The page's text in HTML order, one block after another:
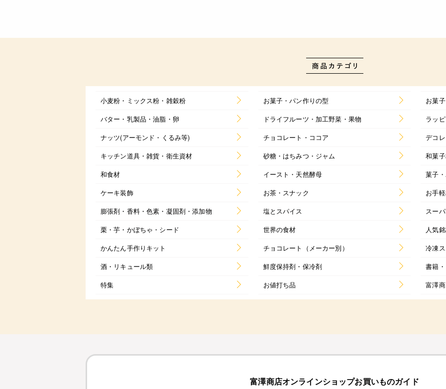
小麦粉・ミックス粉・雑穀粉 お菓子・パン作りの型
お菓
バター・乳製品・油脂・卵
ドライフルーツ・加工野菜・果物
ラッ
ナッツ(アーモンド・くるみ等)
チョコレート・ココア
デコ
キッチン道具・雑貨・衛生資材
砂糖・はちみつ・ジャム
和菓
和食材
イースト・天然酵母
菓子
ケーキ装飾
お茶・スナック
お手
膨張剤・香料・色素・凝固剤・添加物
塩とスパイス
スー
栗・芋・かぼちゃ・シード
世界の食材
人気
かんたん手作りキット
チョコレート（メーカー別）
冷凍
酒・リキュール類
鮮度保持剤・保冷剤
書籍
特集
お値打ち品 富澤
富澤商店オンラインショップお買いものガイド